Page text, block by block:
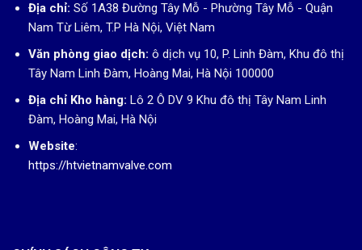
Địa chỉ: Số 1A38 Đường Tây Mỗ - Phường Tây Mỗ - Quận
Nam Từ Liêm, T.P Hà Nội, Việt Nam
Văn phòng giao dịch: ô dịch vụ 10, P. Linh Đàm, Khu đô thị
Tây Nam Linh Đàm, Hoàng Mai, Hà Nội 100000
Địa chỉ Kho hàng: Lô 2 Ô DV 9 Khu đô thị Tây Nam Linh
Đàm, Hoàng Mai, Hà Nội
Website:
https://htvietnamvalve.com